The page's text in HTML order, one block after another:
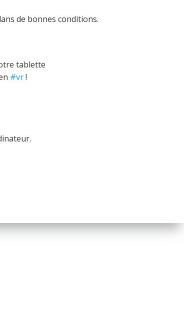
de bonnes conditions.
tablette
#vr!